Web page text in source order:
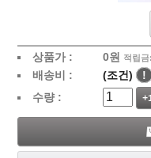
상품가 : 0원 적립
배송비 : (조건) !
수량 :